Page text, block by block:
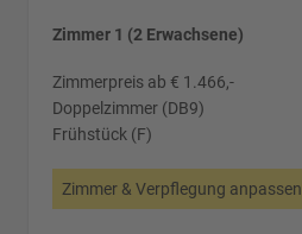
Zimmer 1 (2 Erwachsene)
Zimmerpreis ab € 1.466,-
Doppelzimmer (DB9)
Frühstück (F)
Zimmer & Verpflegung anpassen